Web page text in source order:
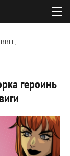
героинь